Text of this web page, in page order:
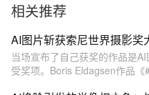
相关推荐
AI图片斩获索尼世界摄影奖
当场宣布了自己获奖的作品是
受奖项。Boris Eldagsen作品